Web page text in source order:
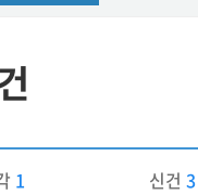
1 신건 3